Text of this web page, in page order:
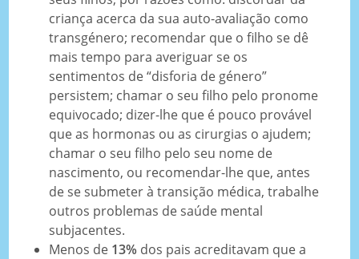
criança acerca da sua auto-avaliação como
transgénero; recomendar que o filho se dê
mais tempo para averiguar se os
sentimentos de “disforia de género”
persistem; chamar o seu filho pelo pronome
equivocado; dizer-lhe que é pouco provável
que as hormonas ou as cirurgias o ajudem;
chamar o seu filho pelo seu nome de
nascimento, ou recomendar-lhe que, antes
de se submeter à transição médica, trabalhe
outros problemas de saúde mental
subjacentes.
Menos de 13% dos pais acreditavam que a